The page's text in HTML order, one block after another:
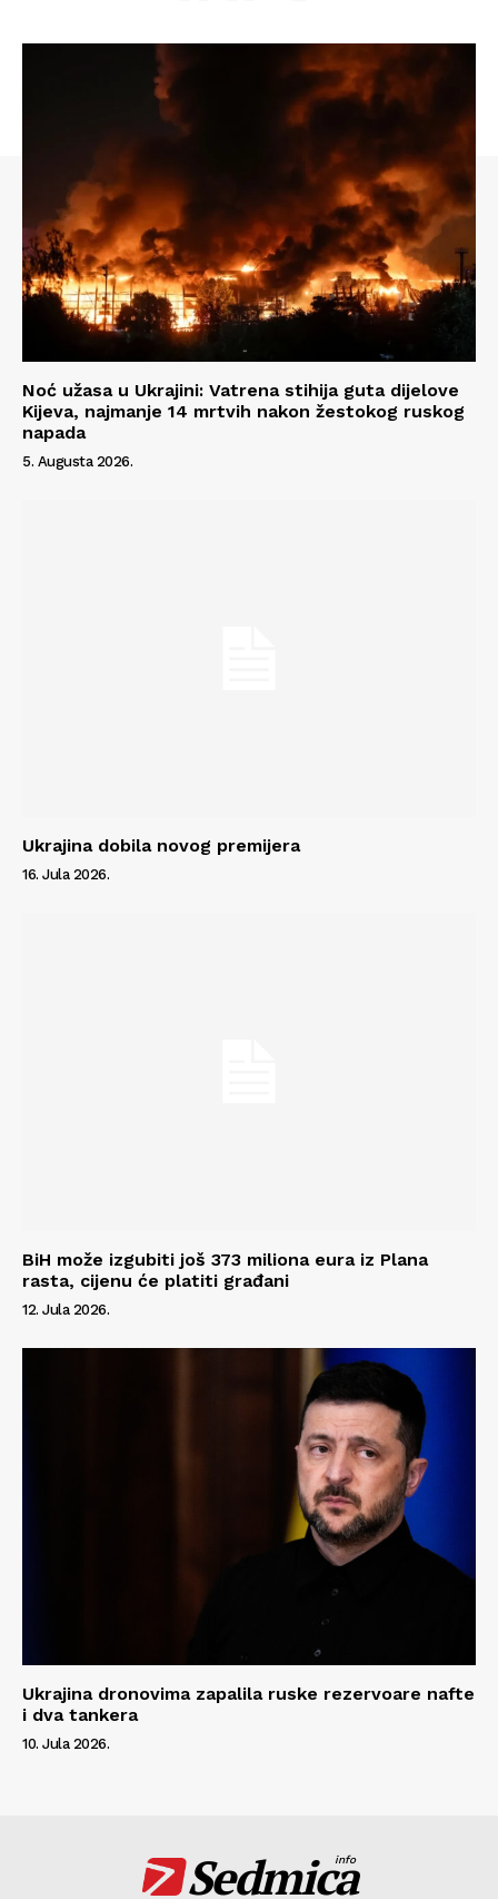
Info
O nama
Noć užasa u Ukrajini: Vatrena stihija guta dijelove
Kijeva, najmanje 14 mrtvih nakon žestokog ruskog
napada
5. Augusta 2026.
Ukrajina dobila novog premijera
16. Jula 2026.
BiH može izgubiti još 373 miliona eura iz Plana
rasta, cijenu će platiti građani
12. Jula 2026.
Ukrajina dronovima zapalila ruske rezervoare nafte
i dva tankera
10. Jula 2026.
Sedmica
info